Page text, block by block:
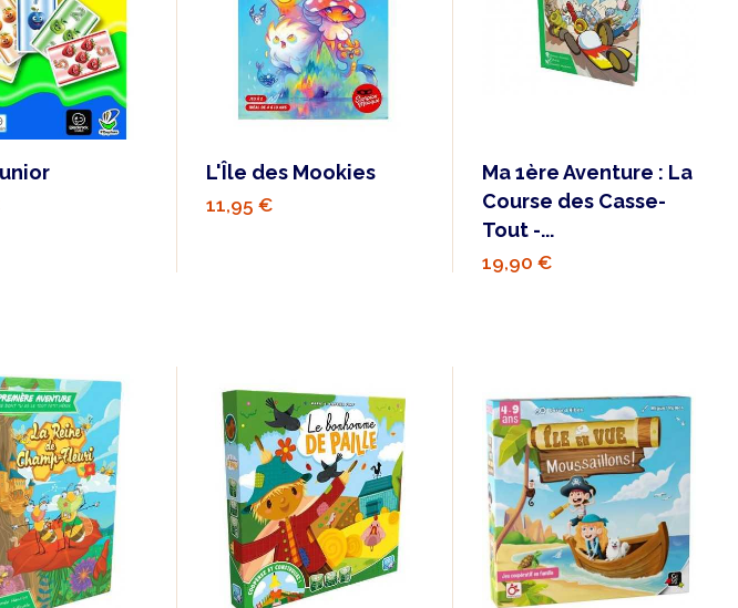
L'Île des Mookies
11,95 €
Ma 1ère Aventure : La
Course des Casse-
Tout -...
19,90 €